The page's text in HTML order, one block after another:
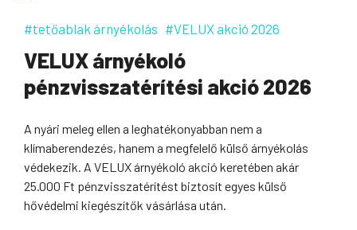
#tetőablak árnyékolás #VELUX akció 2026
VELUX árnyékoló
pénzvisszatérítési akció 2026
A nyári meleg ellen a leghatékonyabban nem a
klímaberendezés, hanem a megfelelő külső árnyékolás
védekezik. A VELUX árnyékoló akció keretében akár
25.000 Ft pénzvisszatérítést biztosít egyes külső
hővédelmi kiegészítők vásárlása után.